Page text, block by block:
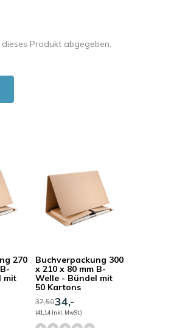
Produkt abgegeben.
270
mit
Buchverpackung 300
x 210 x 80 mm B-
Welle - Bündel mit
50 Kartons
37,5034,-
(41,14 Inkl. MwSt.)